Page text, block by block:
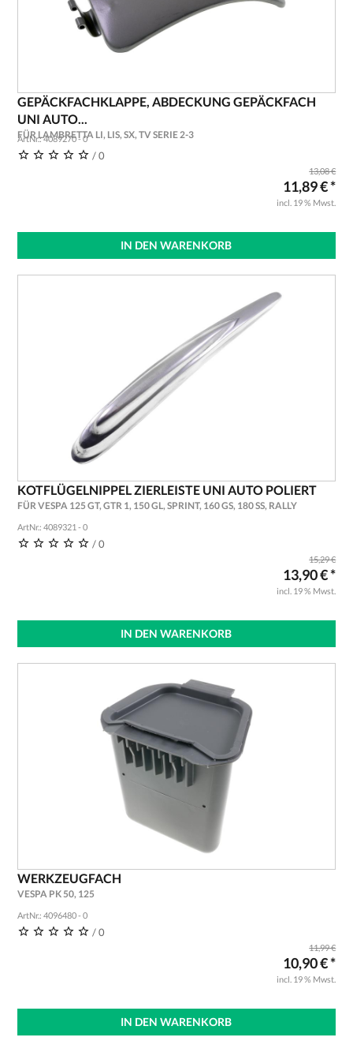
GEPÄCKFACHKLAPPE, ABDECKUNG GEPÄCKFACH
UNI AUTO...
FÜR LAMBRETTA LI, LIS, SX, TV SERIE 2-3
ArtNr.: 4089270 - 0
/ 0
13,08 €
11,89 € *
incl. 19 % Mwst.
IN DEN WARENKORB
KOTFLÜGELNIPPEL ZIERLEISTE UNI AUTO POLIERT
FÜR VESPA 125 GT, GTR 1, 150 GL, SPRINT, 160 GS, 180 SS, RALLY
ArtNr.: 4089321 - 0
/ 0
15,29 €
13,90 € *
incl. 19 % Mwst.
IN DEN WARENKORB
WERKZEUGFACH
VESPA PK 50, 125
ArtNr.: 4096480 - 0
/ 0
11,99 €
10,90 € *
incl. 19 % Mwst.
IN DEN WARENKORB